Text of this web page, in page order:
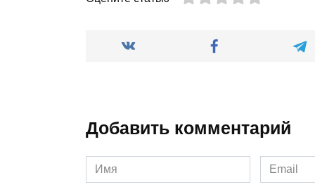
Добавить комментарий
Имя
*
Email
*